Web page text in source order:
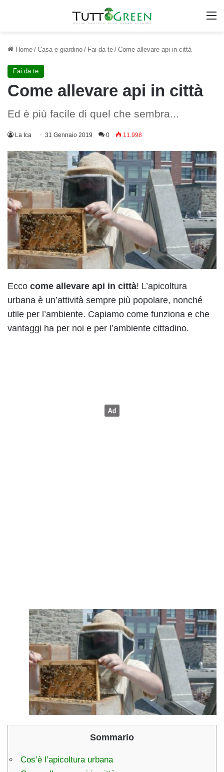
Home / Casa e giardino / Fai da te / Come allevare api in città
Fai da te
Come allevare api in città
Ed è più facile di quel che sembra...
La Ica 31 Gennaio 2019 0 11.998
Ecco come allevare api in città! L’apicoltura
urbana è un’attività sempre più popolare, nonché
utile per l’ambiente. Capiamo come funziona e che
vantaggi ha per noi e per l’ambiente cittadino.
Sommario
Cos’è l’apicoltura urbana